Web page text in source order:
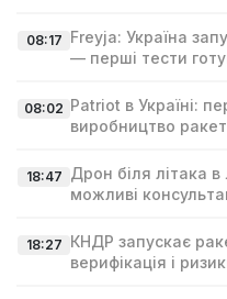
08:17 Freyja: Україна
— перші тести
08:02 Patriot в Україні:
виробництво ракет
18:47 Дрон біля літака в
можливі
18:27 КНДР запускає
верифікація і